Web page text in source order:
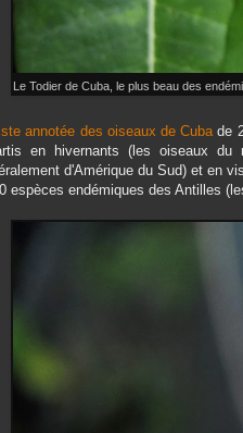
Le Todier de Cuba, le plus beau des
liste annotée des oiseaux de Cubade
en hivernants (les oiseaux
d'Amérique du Sud) et en
espèces endémiques des Antilles